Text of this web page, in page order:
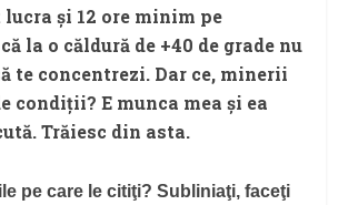
şi 12 ore minim pe
la o căldură de +40 de grade nu
te concentrezi. Dar ce, minerii
condiţii? E munca mea şi ea
Trăiesc din asta.
pe care le citiţi? Subliniaţi, faceţi